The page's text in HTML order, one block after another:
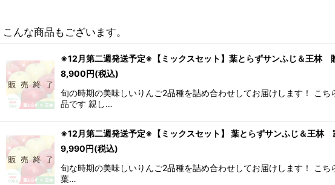
こんな商品もございます。
※12月第二週発送予定※【ミックスセット】葉とらずサンふじ＆王
8,900円(税込)
旬の時期の美味しいりんご2品種を詰め合わせしてお届けします！ こ
品です 親し…
※12月第二週発送予定※【ミックスセット】 葉とらずサンふじ＆王
9,990円(税込)
旬な時期の美味しいりんご2品種を詰め合わせしてお届けします！ こ
葉…